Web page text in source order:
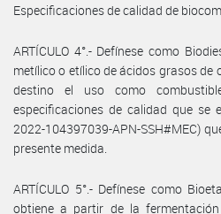
Especificaciones de calidad de
ARTÍCULO 4°.- Defínese como
metílico o etílico de ácidos grasos de
destino el uso como
especificaciones de calidad que se
2022-104397039-APN-SSH#MEC)
presente medida.
ARTÍCULO 5°.- Defínese como
obtiene a partir de la